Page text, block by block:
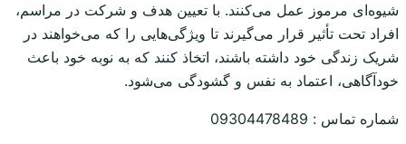
شیوه‌ای مرموز عمل می‌کنند. با تعیین هدف و شرکت در مراسم،
افراد تحت تأثیر قرار می‌گیرند تا ویژگی‌هایی را که می‌خواهند در
شریک زندگی خود داشته باشند، اتخاذ کنند که به نوبه خود باعث
خودآگاهی، اعتماد به نفس و گشودگی می‌شود.
شماره تماس : 09304478489